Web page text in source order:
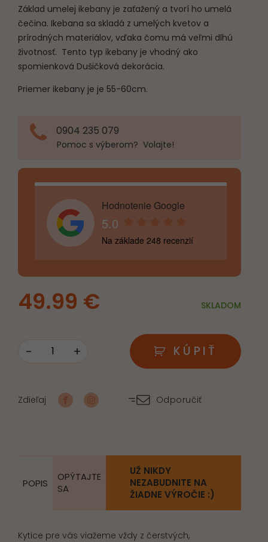
Základ umelej ikebany je zaťažený a tvorí ho umelá
čečina. Ikebana sa skladá z umelých kvetov a
prírodných materiálov, vďaka čomu má veľmi dlhú
životnosť. Tento typ ikebany je vhodný ako
spomienková Dušičková dekorácia.
Priemer ikebany je je 55-60cm.
0904 235 079
Pomoc s výberom? Volajte!
Hodnotenie Google
5.0
Na základe 248 recenzií
49.99 € SKLADOM
-
biela
+ KÚPIŤ
Zdieľaj Odporučiť
POPIS
OPÝTAJTE
SA
UŽ NIKDY
NEZABUDNITE NA
ŽIADNE VÝROČIE :)
Kytice pre vás viažeme vždy z čerstvých,